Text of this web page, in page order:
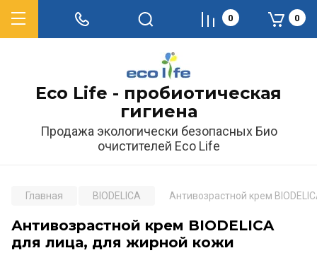
Eco Life - пробиотическая
гигиена
Продажа экологически безопасных Био
очистителей Eco Life
0 0
Главная BIODELICA Антивозрастной крем
Антивозрастной крем BIODELICA
для лица, для жирной кожи